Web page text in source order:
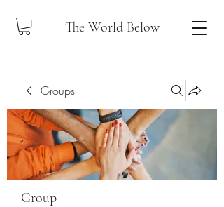
The World Below
Groups
Group